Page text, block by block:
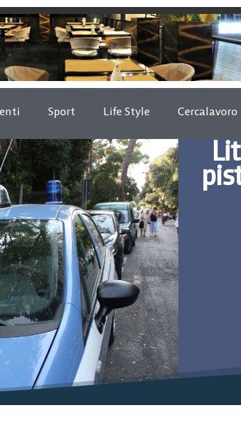
Sport Life Style Cercalavoro